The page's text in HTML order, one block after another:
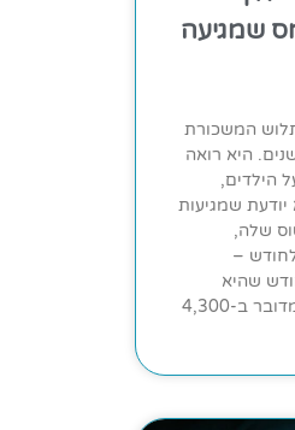
שמגיעה
תלוש המשכורת
היא רואה
על הילדים,
שמגיעות
שלה,
נקודות לחודש –
בחודש שהיא
מפסידה. במונחים שנתיים, מדובר ב-4,300